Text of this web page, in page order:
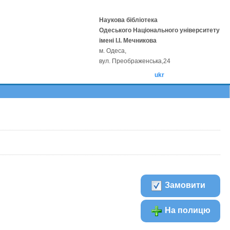
Наукова бібліотека
Одеського Національного університету
імені І.І. Мечникова
м. Одеса,
вул. Преображенська,24
ukr
Замовити
На полицю